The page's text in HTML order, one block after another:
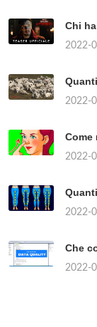
Chi
2022-
2022-
Come
2022-
2022-
Che
2022-